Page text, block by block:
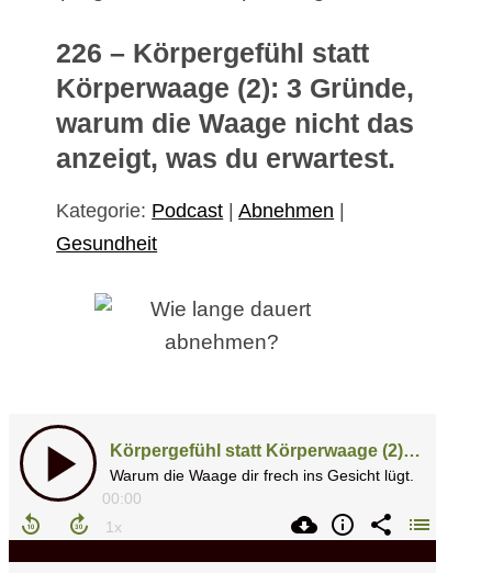
226 – Körpergefühl statt
Körperwaage (2): 3 Gründe,
warum die Waage nicht das
anzeigt, was du erwartest.
Kategorie: Podcast |Abnehmen |
Gesundheit